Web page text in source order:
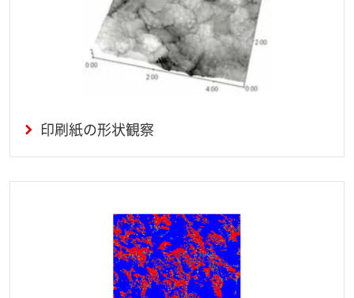
印刷紙の形状観察